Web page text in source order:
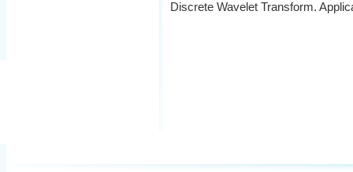
Discrete Wavelet Transform.